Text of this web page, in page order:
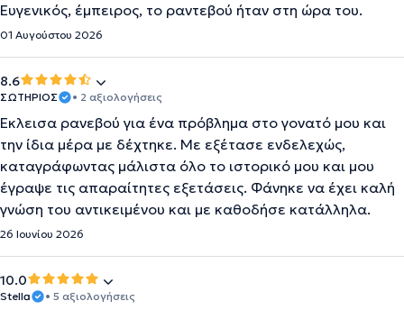
Ευγενικός, έμπειρος, το ραντεβού ήταν στη ώρα του.
01 Αυγούστου 2026
8.6
ΣΩΤΗΡΙΟΣ • 2 αξιολογήσεις
Έκλεισα ρανεβού για ένα πρόβλημα στο γονατό μου και
την ίδια μέρα με δέχτηκε. Με εξέτασε ενδελεχώς,
καταγράφωντας μάλιστα όλο το ιστορικό μου και μου
έγραψε τις απαραίτητες εξετάσεις. Φάνηκε να έχει καλή
γνώση του αντικειμένου και με καθοδήσε κατάλληλα.
26 Ιουνίου 2026
10.0
Stella • 5 αξιολογήσεις